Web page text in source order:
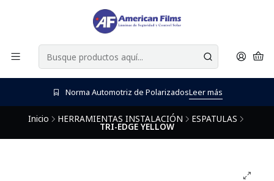
Norma Automotriz de PolarizadosLeer más
Inicio HERRAMIENTAS INSTALACIÓN ESPATULAS
TRI-EDGE YELLOW